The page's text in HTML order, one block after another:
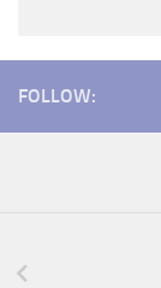
FOLLOW: